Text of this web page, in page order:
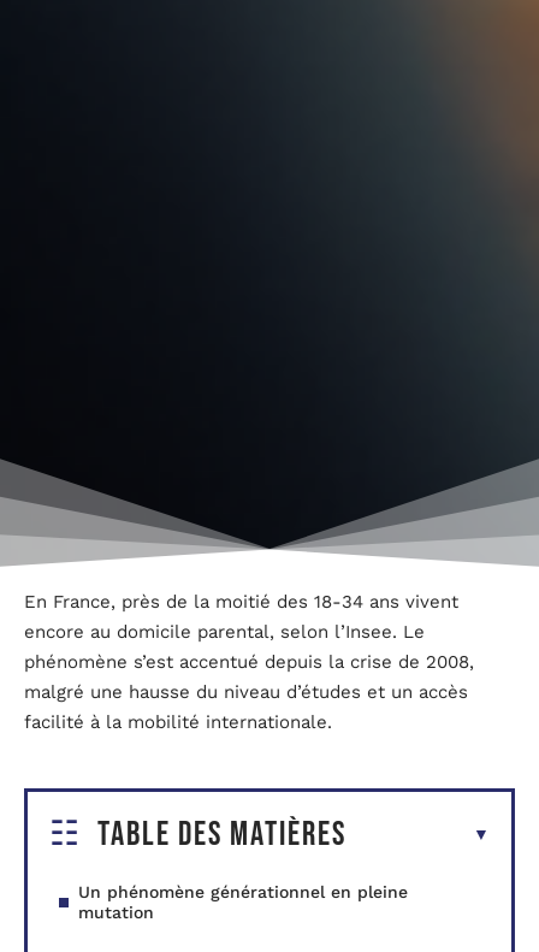
En France, près de la moitié des 18-34 ans vivent
encore au domicile parental, selon l’Insee. Le
phénomène s’est accentué depuis la crise de 2008,
malgré une hausse du niveau d’études et un accès
facilité à la mobilité internationale.
Table des matières
Un phénomène générationnel en pleine
mutation